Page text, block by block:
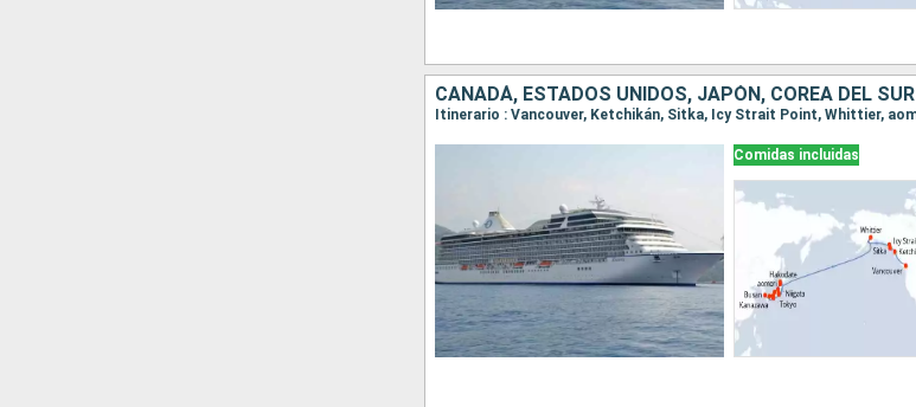
CANADÁ, ESTADOS UNIDOS, JAPÓN, COREA DEL SUR
Comidas incluidas